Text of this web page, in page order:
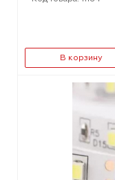
В корзину